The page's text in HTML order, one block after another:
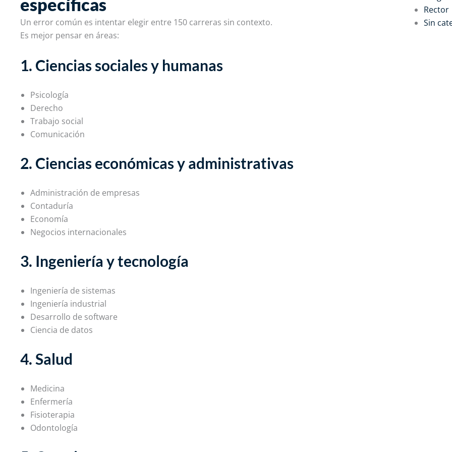
específicas
Un error común es intentar elegir entre 150 carreras sin contexto.
Es mejor pensar en áreas:
1. Ciencias sociales y humanas
Psicología
Derecho
Trabajo social
Comunicación
2. Ciencias económicas y administrativas
Administración de empresas
Contaduría
Economía
Negocios internacionales
3. Ingeniería y tecnología
Ingeniería de sistemas
Ingeniería industrial
Desarrollo de software
Ciencia de datos
4. Salud
Medicina
Enfermería
Fisioterapia
Odontología
Rector
Sin